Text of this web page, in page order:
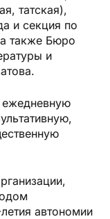
татская),
и секция по
также Бюро
и
ежедневную
автономии